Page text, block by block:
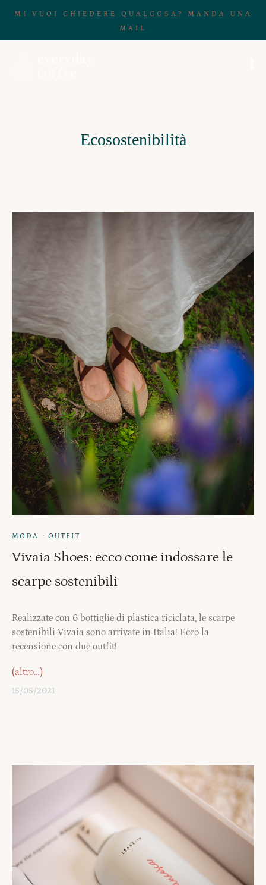
MI VUOI CHIEDERE QUALCOSA? MANDA UNA
MAIL
Ecosostenibilità
MODA · OUTFIT
Vivaia Shoes: ecco come indossare le
scarpe sostenibili
Realizzate con 6 bottiglie di plastica riciclata, le scarpe
sostenibili Vivaia sono arrivate in Italia! Ecco la
recensione con due outfit!
(altro…)
15/05/2021